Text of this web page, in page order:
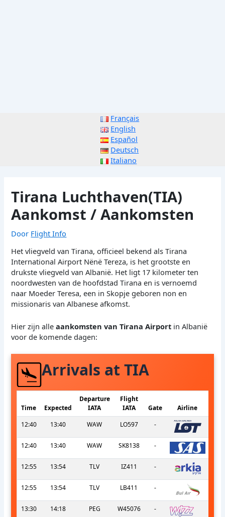
Français
English
Español
Deutsch
Italiano
Tirana Luchthaven(TIA)
Aankomst / Aankomsten
Door Flight Info
Het vliegveld van Tirana, officieel bekend als Tirana
International Airport Nënë Tereza, is het grootste en
drukste vliegveld van Albanië. Het ligt 17 kilometer ten
noordwesten van de hoofdstad Tirana en is vernoemd
naar Moeder Teresa, een in Skopje geboren non en
missionaris van Albanese afkomst.
Hier zijn alleaankomsten van Tirana Airport in Albanië
voor de komende dagen:
Arrivals at TIA
Time Expected
Departure
IATA
Flight
IATA
Gate
Airline
12:40
13:40 WAW LO597 -
12:40 13:40 WAW SK8138 -
12:55 13:54 TLV IZ411 -
12:55 13:54 TLV LB411 -
13:30 14:18 PEG W45076 -